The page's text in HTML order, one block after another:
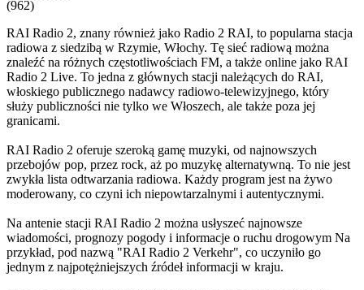
(962)
RAI Radio 2, znany również jako Radio 2 RAI, to popularna stacja
radiowa z siedzibą w Rzymie, Włochy. Tę sieć radiową można
znaleźć na różnych częstotliwościach FM, a także online jako RAI
Radio 2 Live. To jedna z głównych stacji należących do RAI,
włoskiego publicznego nadawcy radiowo-telewizyjnego, który
służy publiczności nie tylko we Włoszech, ale także poza jej
granicami.
RAI Radio 2 oferuje szeroką gamę muzyki, od najnowszych
przebojów pop, przez rock, aż po muzykę alternatywną. To nie jest
zwykła lista odtwarzania radiowa. Każdy program jest na żywo
moderowany, co czyni ich niepowtarzalnymi i autentycznymi.
Na antenie stacji RAI Radio 2 można usłyszeć najnowsze
wiadomości, prognozy pogody i informacje o ruchu drogowym Na
przykład, pod nazwą "RAI Radio 2 Verkehr", co uczyniło go
jednym z najpotężniejszych źródeł informacji w kraju.